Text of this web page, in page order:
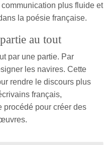
plus fluide et
la poésie française.
au tout
par une partie. Par
les navires. Cette
rendre le discours plus
français,
procédé pour créer des